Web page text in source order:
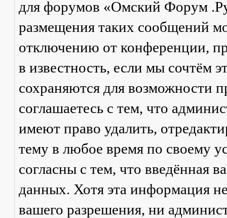
для форумов «Омский Форум
размещения таких сообщений
отключению от конференции,
в известность, если мы сочтём
сохраняются для возможности
соглашаетесь с тем, что
имеют право удалить,
тему в любое время по своему
согласны с тем, что введённая
данных. Хотя эта информация
вашего разрешения, ни